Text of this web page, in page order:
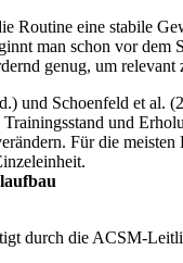
Routine eine stabile
man schon vor dem
genug, um
und Schoenfeld et al.
und
Für die
durch die ACSM-